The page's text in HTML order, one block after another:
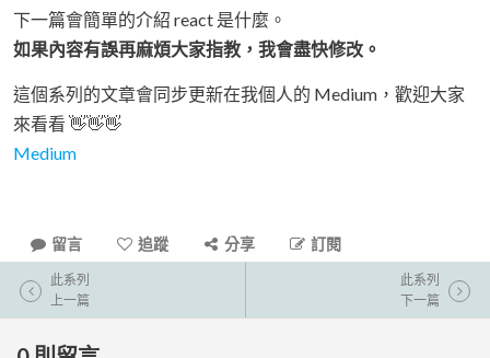
下一篇會簡單的介紹 react 是什麼。
如果內容有誤再麻煩大家指教，我會盡快修改。
這個系列的文章會同步更新在我個人的 Medium，歡迎大家
來看看 👋👋👋
Medium
留言 追蹤 分享 訂閱
此系列
上一篇
此系列
下一篇